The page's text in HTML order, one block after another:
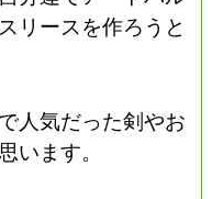
リースを作ろうと
人気だった剣やお
います。